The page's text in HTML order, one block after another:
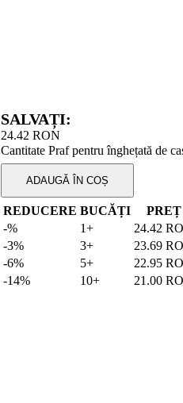
SALVAȚI:
24.42 RON
Cantitate Praf pentru înghețată de
ADAUGĂ ÎN COȘ
REDUCERE BUCĂȚI
PREȚ
-%
1+ 24.42
-3%
3+ 23.69
-6%
5+ 22.95
-14%
10+ 21.00